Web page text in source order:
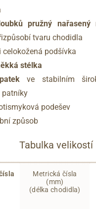
pružný nařasený
tvaru chodidla
celokožená podšívka
stélka
ve stabilním
patníky
podešev
způsob
Tabulka velikostí
Metrická čísla
(mm)
(délka chodidla)